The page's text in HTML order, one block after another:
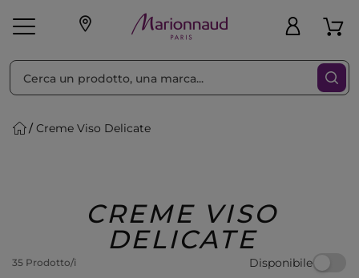
Make-up Profumi
Regalo
Creme Viso Delicate
CREME VISO
DELICATE
35 Prodotto/i Disponibile
Ordina per Filtra